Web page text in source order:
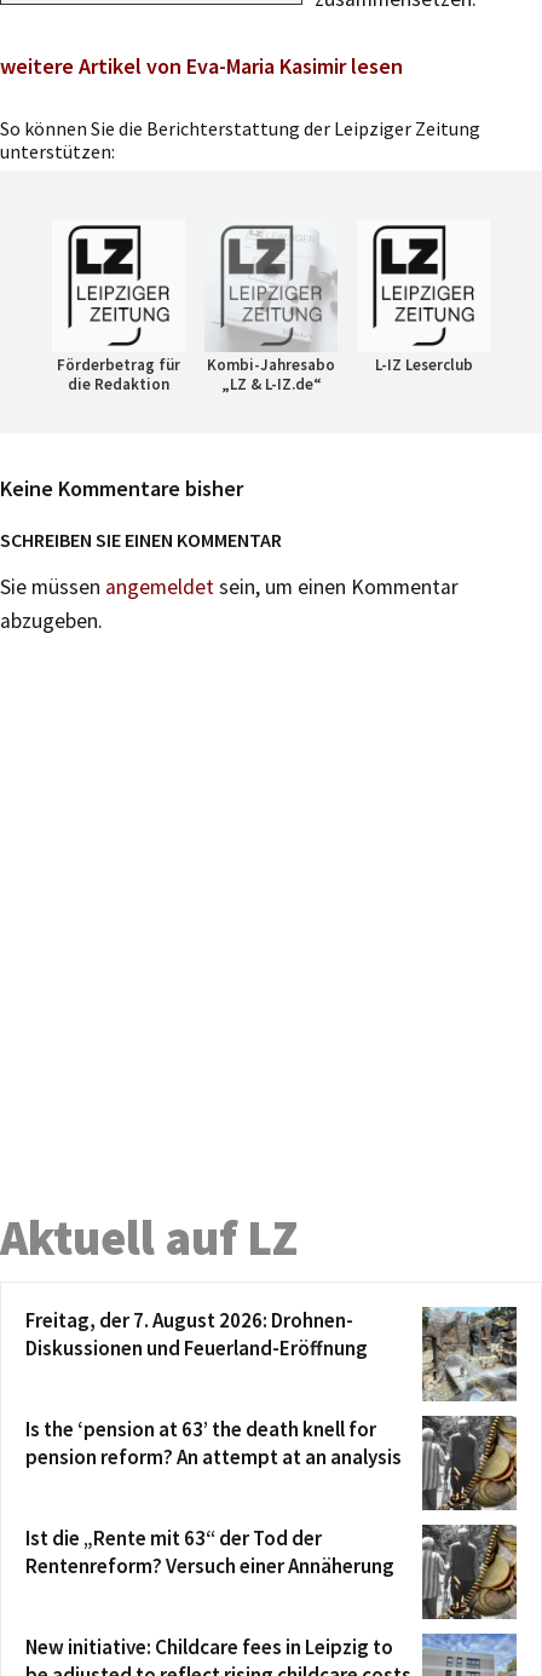
weitere Artikel von Eva-Maria Kasimir lesen
So können Sie die Berichterstattung der Leipziger Zeitung
unterstützen:
Förderbetrag für
die Redaktion
Kombi-Jahresabo
„LZ & L-IZ.de“
L-IZ Leserclub
Keine Kommentare bisher
SCHREIBEN SIE EINEN KOMMENTAR
Sie müssen angemeldetsein, um einen Kommentar
abzugeben.
Aktuell auf LZ
Freitag, der 7. August 2026: Drohnen-
Diskussionen und Feuerland-Eröffnung
Is the ‘pension at 63’ the death knell for
pension reform? An attempt at an analysis
Ist die „Rente mit 63“ der Tod der
Rentenreform? Versuch einer Annäherung
New initiative: Childcare fees in Leipzig to